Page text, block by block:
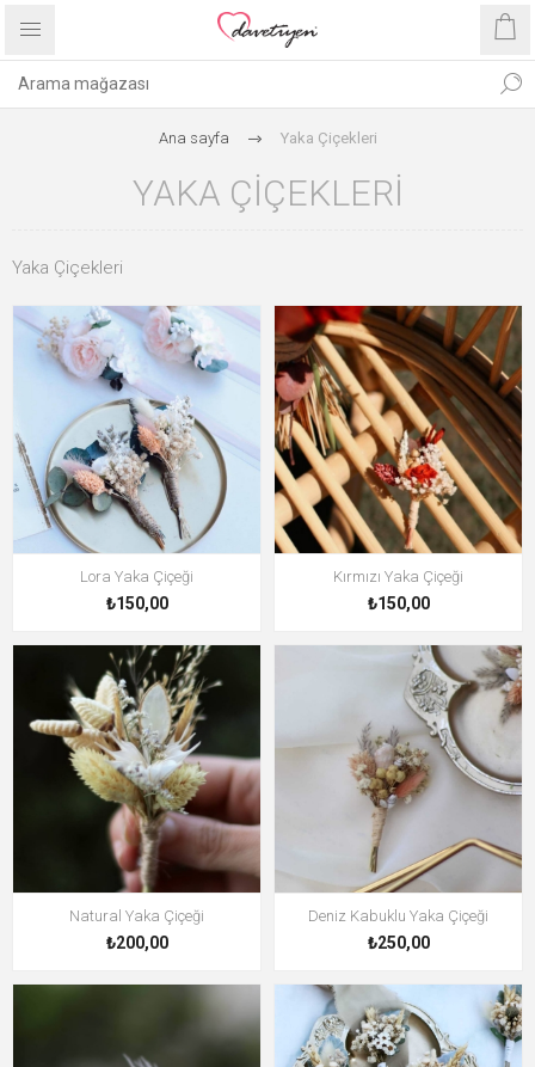
Ana sayfa Yaka Çiçekleri
YAKA ÇIÇEKLERI
Yaka Çiçekleri
Lora Yaka Çiçeği
₺150,00
Kırmızı Yaka Çiçeği
₺150,00
Natural Yaka Çiçeği
₺200,00
Deniz Kabuklu Yaka Çiçeği
₺250,00